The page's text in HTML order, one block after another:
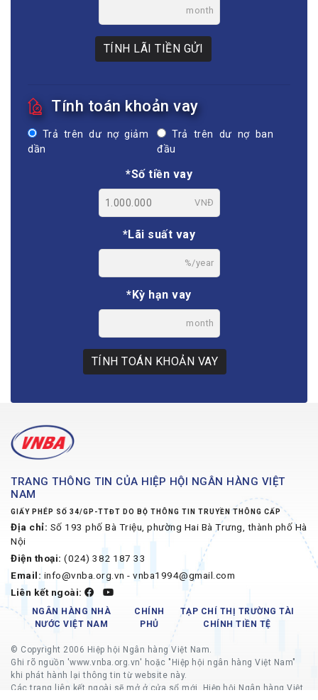
month
TÍNH LÃI TIỀN GỬI
Tính toán khoản vay
Trả trên dư nợ giảm
dần
Trả trên dư nợ ban
đầu
*Số tiền vay
VNĐ
*Lãi suất vay
%/year
*Kỳ hạn vay
month
TÍNH TOÁN KHOẢN VAY
TRANG THÔNG TIN CỦA HIỆP HỘI NGÂN HÀNG VIỆT
NAM
GIẤY PHÉP SỐ 34/GP-TTĐT DO BỘ THÔNG TIN TRUYỀN THÔNG CẤP
Địa chỉ: Số 193 phố Bà Triệu, phường Hai Bà Trưng, thành phố Hà
Nội
Điện thoại: (024) 382 187 33
Email: info@vnba.org.vn - vnba1994@gmail.com
Liên kết ngoài:
NGÂN HÀNG NHÀ
NƯỚC VIỆT NAM
CHÍNH
PHỦ
TẠP CHÍ THỊ TRƯỜNG TÀI
CHÍNH TIỀN TỆ
© Copyright 2006 Hiệp hội Ngân hàng Việt Nam.
Ghi rõ nguồn 'www.vnba.org.vn' hoặc "Hiệp hội ngân hàng Việt Nam"
khi phát hành lại thông tin từ website này.
Các trang liên kết ngoài sẽ mở ở cửa sổ mới, Hiệp hội Ngân hàng Việt